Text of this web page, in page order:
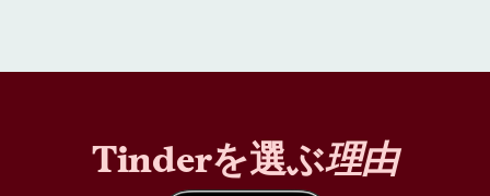
Tinderを選ぶ理由